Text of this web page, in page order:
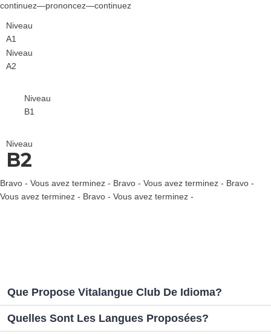
continuez—prononcez—continuez
Niveau
A1
Niveau
A2
Niveau
B1
Niveau
B2
Bravo - Vous avez terminez - Bravo - Vous avez terminez - Bravo -
Vous avez terminez - Bravo - Vous avez terminez -
Que Propose Vitalangue Club De Idioma?
Quelles Sont Les Langues Proposées?